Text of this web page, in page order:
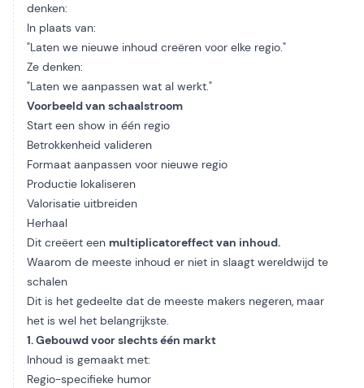
denken:
In plaats van:
"Laten we nieuwe inhoud creëren voor elke regio."
Ze denken:
"Laten we aanpassen wat al werkt."
Voorbeeld van schaalstroom
Start een show in één regio
Betrokkenheid valideren
Formaat aanpassen voor nieuwe regio
Productie lokaliseren
Valorisatie uitbreiden
Herhaal
Dit creëert een multiplicatoreffect van inhoud.
Waarom de meeste inhoud er niet in slaagt wereldwijd te
schalen
Dit is het gedeelte dat de meeste makers negeren, maar
het is wel het belangrijkste.
1. Gebouwd voor slechts één markt
Inhoud is gemaakt met:
Regio-specifieke humor